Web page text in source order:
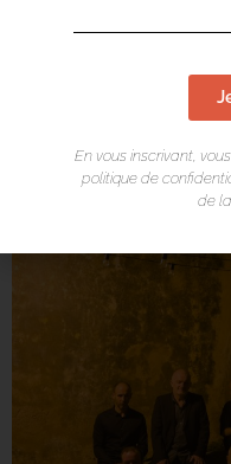
En vous inscrivant,
politique de
de